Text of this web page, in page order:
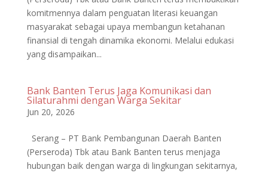
komitmennya dalam penguatan literasi keuangan
masyarakat sebagai upaya membangun ketahanan
finansial di tengah dinamika ekonomi. Melalui edukasi
yang disampaikan...
Bank Banten Terus Jaga Komunikasi dan
Silaturahmi dengan Warga Sekitar
Jun 20, 2026
Serang – PT Bank Pembangunan Daerah Banten
(Perseroda) Tbk atau Bank Banten terus menjaga
hubungan baik dengan warga di lingkungan sekitarnya,